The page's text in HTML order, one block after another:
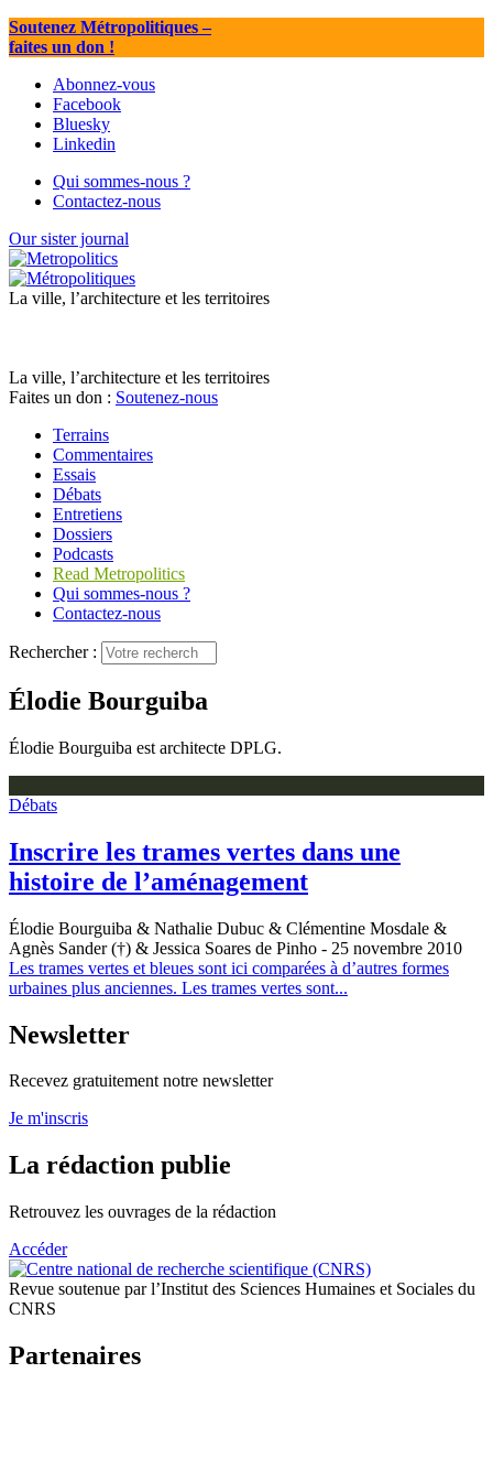
Soutenez Métropolitiques–
faites un don !
Abonnez-vous
Facebook
Bluesky
Linkedin
Qui sommes-nous ?
Contactez-nous
Our sister journal
La ville, l’architecture et les territoires
La ville, l’architecture et les territoires
Faites un don : Soutenez-nous
Terrains
Commentaires
Essais
Débats
Entretiens
Dossiers
Podcasts
Read Metropolitics
Qui sommes-nous ?
Contactez-nous
Rechercher :
Élodie Bourguiba
Élodie Bourguiba est architecte DPLG.
Débats
Inscrire les trames vertes dans une
histoire de l’aménagement
Élodie Bourguiba & Nathalie Dubuc & Clémentine Mosdale &
Agnès Sander (†) & Jessica Soares de Pinho - 25 novembre 2010
Les trames vertes et bleues sont ici comparées à d’autres formes
urbaines plus anciennes. Les trames vertes sont...
Newsletter
Recevez gratuitement notre newsletter
Je m'inscris
La rédaction publie
Retrouvez les ouvrages de la rédaction
Accéder
Revue soutenue par l’Institut des Sciences Humaines et Sociales du
CNRS
Partenaires